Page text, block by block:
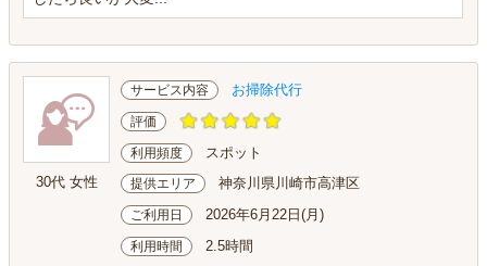
30代 女性
サービス内容 お掃除代行
評価
利用頻度 スポット
提供エリア 神奈川県川崎市高津区
ご利用日 2026年6月22日(月)
利用時間 2.5時間